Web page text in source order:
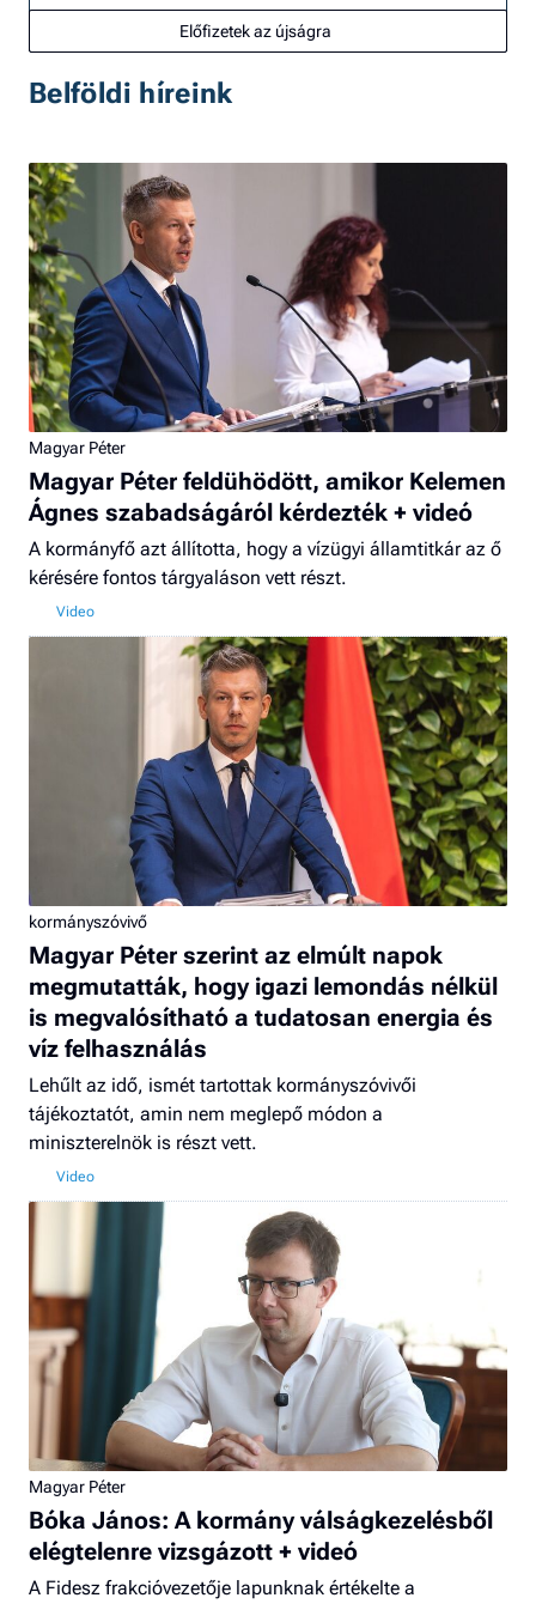
Előfizetek az újságra
Belföldi híreink
Magyar Péter
Magyar Péter feldühödött, amikor Kelemen
Ágnes szabadságáról kérdezték + videó
A kormányfő azt állította, hogy a vízügyi államtitkár az ő
kérésére fontos tárgyaláson vett részt.
kormányszóvivő
Magyar Péter szerint az elmúlt napok
megmutatták, hogy igazi lemondás nélkül
is megvalósítható a tudatosan energia és
víz felhasználás
Lehűlt az idő, ismét tartottak kormányszóvivői
tájékoztatót, amin nem meglepő módon a
miniszterelnök is részt vett.
Magyar Péter
Bóka János: A kormány válságkezelésből
elégtelenre vizsgázott + videó
A Fidesz frakcióvezetője lapunknak értékelte a